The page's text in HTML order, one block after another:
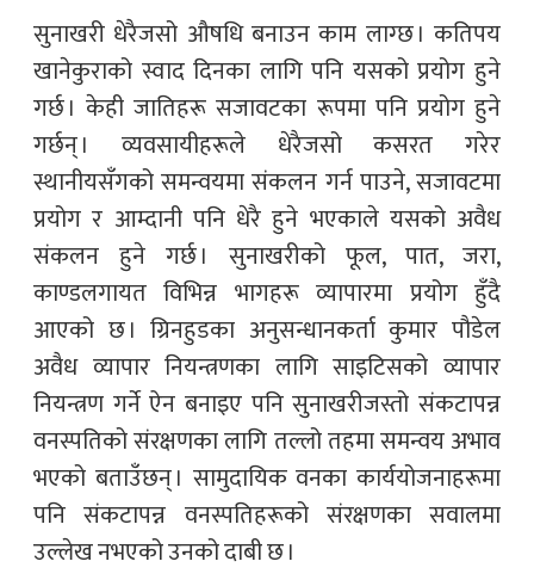
सुनाखरी धेरैजसो औषधि बनाउन काम लाग्छ । कतिपय
खानेकुराको स्वाद दिनका लागि पनि यसको प्रयोग हुने
गर्छ । केही जातिहरू सजावटका रूपमा पनि प्रयोग हुने
गर्छन् । व्यवसायीहरूले धेरैजसो कसरत गरेर
स्थानीयसँगको समन्वयमा संकलन गर्न पाउने, सजावटमा
प्रयोग र आम्दानी पनि धेरै हुने भएकाले यसको अवैध
संकलन हुने गर्छ । सुनाखरीको फूल, पात, जरा,
काण्डलगायत विभिन्न भागहरू व्यापारमा प्रयोग हुँदै
आएको छ । ग्रिनहुडका अनुसन्धानकर्ता कुमार पौडेल
अवैध व्यापार नियन्त्रणका लागि साइटिसको व्यापार
नियन्त्रण गर्ने ऐन बनाइए पनि सुनाखरीजस्तो संकटापन्न
वनस्पतिको संरक्षणका लागि तल्लो तहमा समन्वय अभाव
भएको बताउँछन् । सामुदायिक वनका कार्ययोजनाहरूमा
पनि संकटापन्न वनस्पतिहरूको संरक्षणका सवालमा
उल्लेख नभएको उनको दाबी छ ।